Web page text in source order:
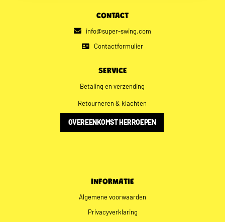
CONTACT
info@super-swing.com
Contactformulier
SERVICE
Betaling en verzending
Retourneren & klachten
OVEREENKOMST HERROEPEN
INFORMATIE
Algemene voorwaarden
Privacyverklaring